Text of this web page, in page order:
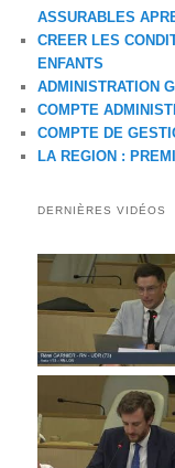
ASSURABLES
CREER LES
ENFANTS
ADMINISTRATION
COMPTE
COMPTE DE
LA REGION :
DERNIÈRES VIDÉOS